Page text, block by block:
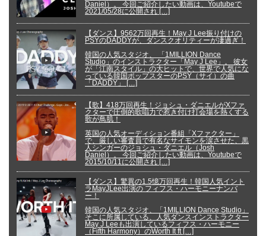
Daniel）。 今回ご紹介したい動画は、Youtubeで
2021/05/28に公開され […]
【ダンス】9562万回再生！May J Lee振り付けの
PSYのDADDYが、ダンスクオリティーが凄過ぎ！
韓国の人気スタジオ、 「1MILLION Dance
Studio」のインストラクター「May J Lee」。 彼女
が「江南スタイル」の大ヒットで、世界で人気にな
っている韓国ポップスターのPSY（サイ）の曲
「DADDY」 […]
【歌】418万回再生！ジョシュ・ダニエルがXファ
クターで圧倒的歌唱力で惹き付け打会場を熱くする
歌が鳥肌！
英国の人気オーディション番組「Xファクター」
で、厳しい審査員で有名なサイモンを涙させた、黒
人シンガーのジョシュ・ダニエル（Josh
Daniel）。 今回ご紹介したい動画は、Youtubeで
2015/10/11に公開され […]
【ダンス】驚異の1.5憶万回再生！韓国人気イント
ラMayJLee出演の フィフス・ハーモニーナンバ
ー！
韓国の人気スタジオ、「1MILLION Dance Studio」
そこに所属している、人気ダンスインストラクター
May J Leeも出演しているフィフス・ハーモニー
（Fifth Harmony）のWorth It ft […]